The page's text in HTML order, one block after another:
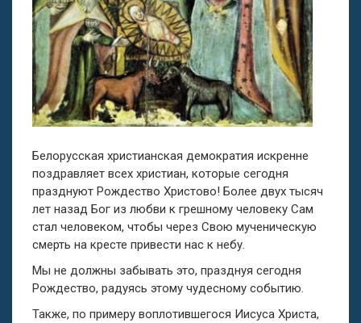
Белорусская христианская демократия искренне
поздравляет всех христиан, которые сегодня
празднуют Рождество Христово! Более двух тысяч
лет назад Бог из любви к грешному человеку Сам
стал человеком, чтобы через Свою мученическую
смерть на кресте привести нас к небу.
Мы не должны забывать это, празднуя сегодня
Рождество, радуясь этому чудесному событию.
Также, по примеру воплотившегося Иисуса Христа,